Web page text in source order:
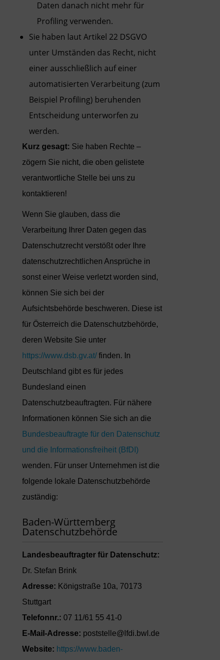
Daten danach nicht mehr für
Profiling verwenden.
Sie haben laut Artikel 22 DSGVO
unter Umständen das Recht, nicht
einer ausschließlich auf einer
automatisierten Verarbeitung (zum
Beispiel Profiling) beruhenden
Entscheidung unterworfen zu
werden.
Kurz gesagt: Sie haben Rechte –
zögern Sie nicht, die oben gelistete
verantwortliche Stelle bei uns zu
kontaktieren!
Wenn Sie glauben, dass die
Verarbeitung Ihrer Daten gegen das
Datenschutzrecht verstößt oder Ihre
datenschutzrechtlichen Ansprüche in
sonst einer Weise verletzt worden sind,
können Sie sich bei der
Aufsichtsbehörde beschweren. Diese ist
für Österreich die Datenschutzbehörde,
deren Website Sie unter
https://www.dsb.gv.at/finden. In
Deutschland gibt es für jedes
Bundesland einen
Datenschutzbeauftragten. Für nähere
Informationen können Sie sich an die
Bundesbeauftragte für den Datenschutz
und die Informationsfreiheit (BfDI)
wenden. Für unser Unternehmen ist die
folgende lokale Datenschutzbehörde
zuständig:
Baden-Württemberg
Datenschutzbehörde
Landesbeauftragter für Datenschutz:
Dr. Stefan Brink
Adresse: Königstraße 10a, 70173
Stuttgart
Telefonnr.: 07 11/61 55 41-0
E-Mail-Adresse: poststelle@lfdi.bwl.de
Website: https://www.baden-